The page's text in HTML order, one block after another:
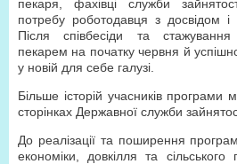
пекаря, фахівці служби
потребу роботодавця з досвідом і
Після співбесіди та
пекарем на початку червня й
у новій для себе галузі.
Більше історій учасників програми
сторінках Державної служби
До реалізації та поширення
економіки, довкілля та